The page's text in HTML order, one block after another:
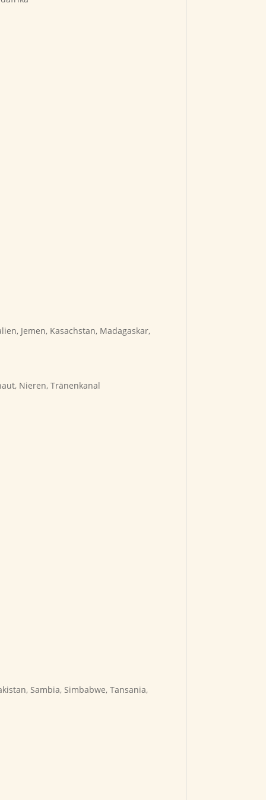
Jemen, Kasachstan, Madagaskar,
Nieren, Tränenkanal
Sambia, Simbabwe, Tansania,